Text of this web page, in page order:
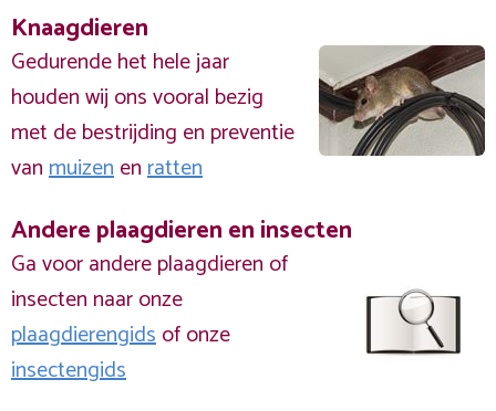
Knaagdieren
Gedurende het hele jaar
houden wij ons vooral bezig
met de bestrijding en preventie
vanmuizenenratten
Andere plaagdieren en insecten
Ga voor andere plaagdieren of
insecten naar onze
plaagdierengidsof onze
insectengids